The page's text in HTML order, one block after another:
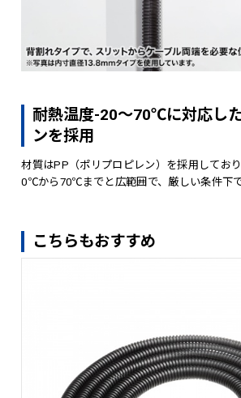
耐熱温度-20～70℃に対応し
ンを採用
材質はPP（ポリプロピレン）を採用してお
0℃から70℃までと広範囲で、厳しい条件下で
こちらもおすすめ